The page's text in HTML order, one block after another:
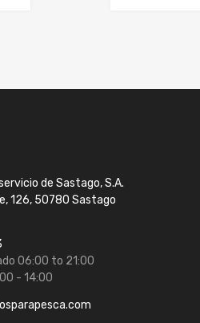
de Sastago, S.A.
126, 50780 Sastago
06:00 to 21:00
- 14:00